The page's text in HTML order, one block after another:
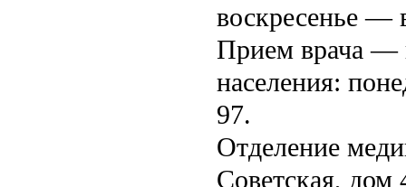
воскресенье —
Прием врача —
населения:
97.
Отделение
Советская, дом